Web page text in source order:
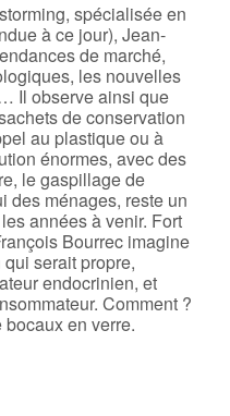
spécialisée en
à ce jour), Jean-
de marché,
les nouvelles
Il observe ainsi que
de conservation
au plastique ou à
énormes, avec des
le gaspillage de
des ménages, reste un
années à venir. Fort
Bourrec imagine
serait propre,
endocrinien, et
Comment ?
en verre.